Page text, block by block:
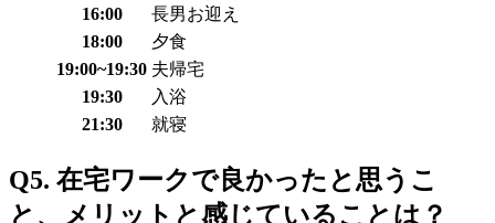
16:00
長男お迎え
18:00
夕食
19:00~19:30 夫帰宅
19:30
入浴
21:30
就寝
Q5. 在宅ワークで良かったと思うこ
と、メリットと感じていることは？